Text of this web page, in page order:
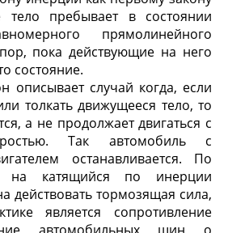
тело пребывает в состоянии
прямолинейного
пока действующие на него
состояние.
описывает случай когда, если
толкать движущееся тело, то
а не продолжает двигаться с
Так автомобиль с
останавливается. По
на катящийся по инерции
действовать тормозящая сила,
является сопротивление